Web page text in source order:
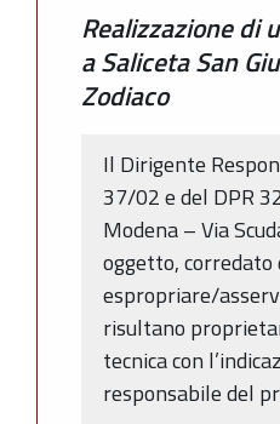
Realizzazione di
a Saliceta San
Zodiaco
Il Dirigente
37/02 e del DPR
Modena – Via
oggetto, corredato
espropriare/
risultano
tecnica con
responsabile del